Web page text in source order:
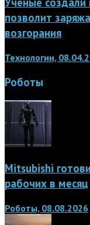
позволит
возгорания
Технологии,
Роботы
Mitsubishi
рабочих в месяц
Роботы, 08.08.2026